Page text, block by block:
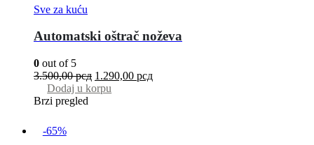
Sve za kuću
Automatski oštrač noževa
0 out of 5
3.500,00рсд 1.290,00 рсд
Dodaj u korpu
Brzi pregled
-65%